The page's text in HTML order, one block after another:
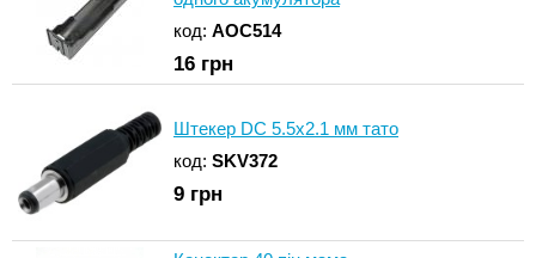
код: AOC514
16 грн
Штекер DC 5.5x2.1 мм тато
код: SKV372
9 грн